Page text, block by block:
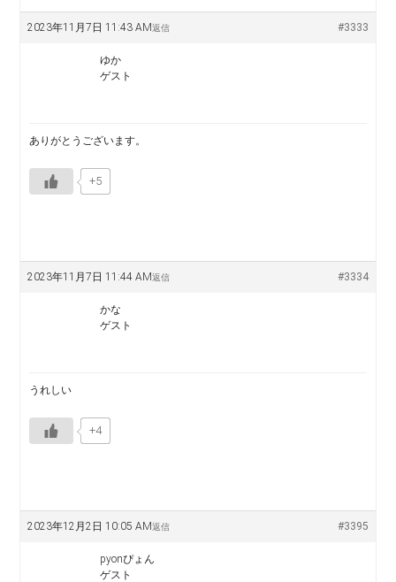
2023年11月7日 11:43 AM #3333
返信
ゆか
ゲスト
ありがとうございます。
+5
2023年11月7日 11:44 AM #3334
返信
かな
ゲスト
うれしい
+4
2023年12月2日 10:05 AM #3395
返信
pyonぴょん
ゲスト